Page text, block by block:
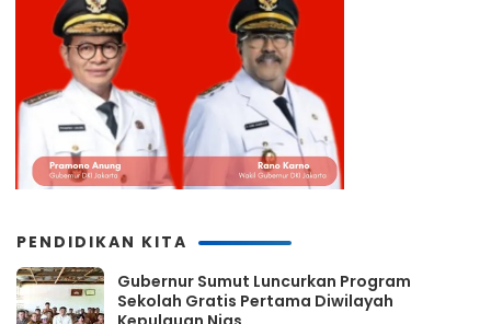
PENDIDIKAN KITA
Gubernur Sumut Luncurkan Program
Sekolah Gratis Pertama Diwilayah